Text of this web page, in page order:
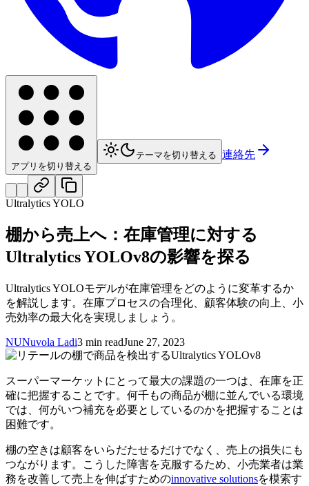
アプリを切り替える
テーマを切り替える 連絡先
Ultralytics YOLO
棚から売上へ：在庫管理に対する
Ultralytics YOLOv8の影響を探る
Ultralytics YOLOモデルが在庫管理をどのように変革するか
を解説します。在庫プロセスの合理化、顧客体験の向上、小
売効率の最大化を実現しましょう。
NUNuvola Ladi3 min readJune 27, 2023
スーパーマーケットにとって最大の課題の一つは、在庫を正
確に把握することです。何千もの商品が棚に並んでいる環境
では、何がいつ補充を必要としているのかを把握することは
困難です。
棚の空きは顧客をいらだたせるだけでなく、売上の損失にも
つながります。こうした障害を克服するため、小売業者は業
務を改善して売上を伸ばすためのinnovative solutionsを模索す